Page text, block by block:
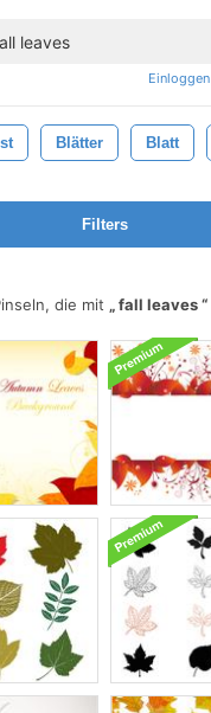
Einloggen
Blätter Blatt
Filters
die mit
fall leaves